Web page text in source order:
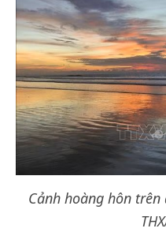
Cảnh hoàng hôn